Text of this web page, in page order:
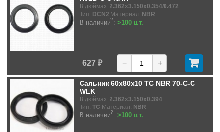
В дюймах: 2.362x3.150x0.354/0.472
Тип: DCN2 Материал: NBR
В наличии?: >100 шт.
627 ₽ − +
Сальник 60x80x10 TC NBR 70-C-C
WLK
В дюймах: 2.362x3.150x0.394
Тип: TC Материал: NBR
В наличии?: >100 шт.